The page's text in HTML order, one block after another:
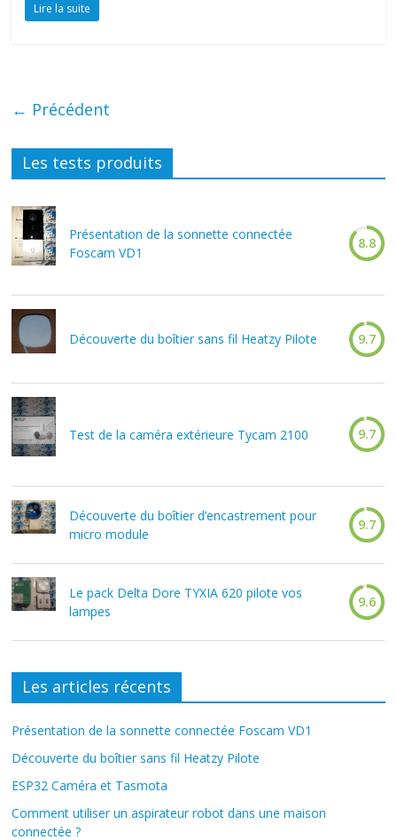
Lire la suite
← Précédent
Les tests produits
Présentation de la sonnette connectée
Foscam VD1
8.8
Découverte du boîtier sans fil Heatzy Pilote 9.7
Test de la caméra extérieure Tycam 2100 9.7
Découverte du boîtier d’encastrement pour
micro module
9.7
Le pack Delta Dore TYXIA 620 pilote vos
lampes
9.6
Les articles récents
Présentation de la sonnette connectée Foscam VD1
Découverte du boîtier sans fil Heatzy Pilote
ESP32 Caméra et Tasmota
Comment utiliser un aspirateur robot dans une maison
connectée ?